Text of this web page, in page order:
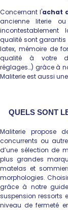
Concernant l'achat
ancienne literie
qualité sont garantis
latex, mémoire de
qualité à votre
réglages…) grâce à
Maliterie est aussi
QUELS SONT
Maliterie propose
concurrents ou
d’une sélection de
plus grandes
matelas et
morphologies.
grâce à notre
suspension ressorts
niveau de fermeté